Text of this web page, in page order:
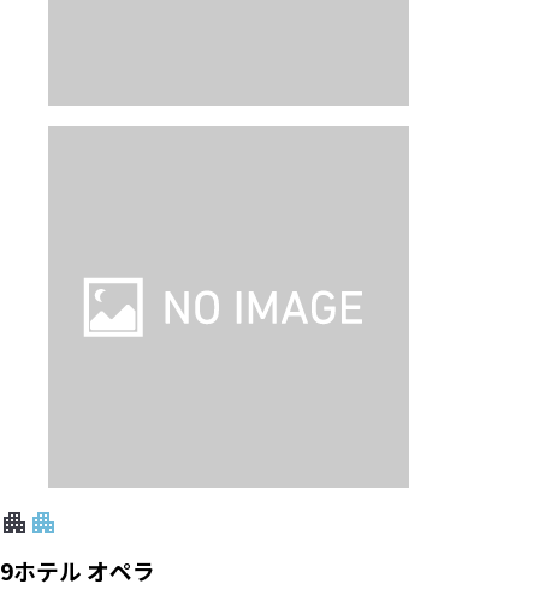
9ホテル オペラ